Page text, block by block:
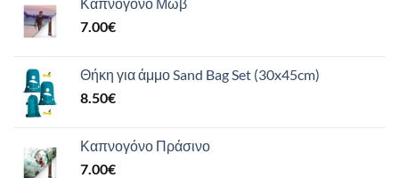
7.00€
Θήκη για άμμο Sand Bag Set (30x45cm)
8.50€
Καπνογόνο Πράσινο
7.00€